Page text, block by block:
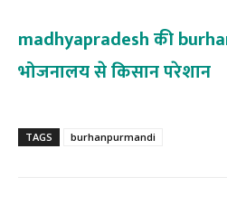
madhyapradesh की
भोजनालय से किसान परेशान
TAGS burhanpurmandi